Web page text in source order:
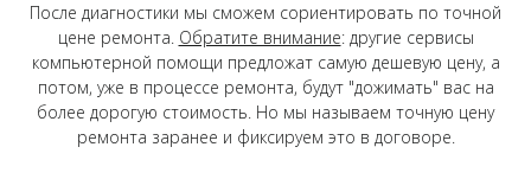
После диагностики мы сможем сориентировать по точной
цене ремонта. Обратите внимание: другие сервисы
компьютерной помощи предложат самую дешевую цену, а
потом, уже в процессе ремонта, будут "дожимать" вас на
более дорогую стоимость. Но мы называем точную цену
ремонта заранее и фиксируем это в договоре.